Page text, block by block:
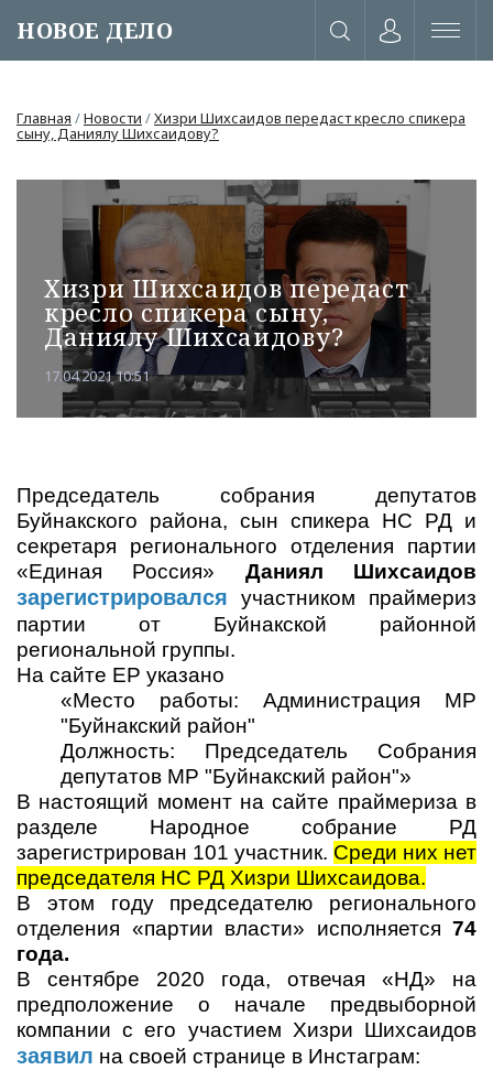
НОВОЕ ДЕЛО
Главная /Новости /Хизри Шихсаидов передаст кресло спикера
сыну, Даниялу Шихсаидову?
Хизри Шихсаидов передаст
кресло спикера сыну,
Даниялу Шихсаидову?
17.04.2021 10:51
Председатель собрания депутатов
Буйнакского района, сын спикера НС РД и
секретаря регионального отделения партии
«Единая Россия» Даниял Шихсаидов
зарегистрировался участником праймериз
партии от Буйнакской районной
региональной группы.
На сайте ЕР указано
«Место работы: Администрация МР
"Буйнакский район"
Должность: Председатель Собрания
депутатов МР "Буйнакский район"»
В настоящий момент на сайте праймериза в
разделе Народное собрание РД
зарегистрирован 101 участник. Среди них нет
председателя НС РД Хизри Шихсаидова.
В этом году председателю регионального
отделения «партии власти» исполняется 74
года.
В сентябре 2020 года, отвечая «НД» на
предположение о начале предвыборной
компании с его участием Хизри Шихсаидов
заявил на своей странице в Инстаграм: